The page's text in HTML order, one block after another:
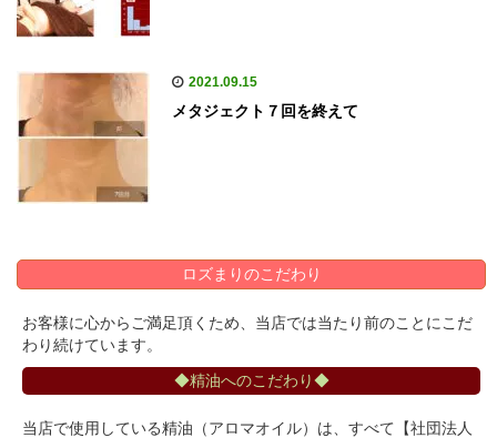
2021.09.15
メタジェクト７回を終えて
ロズまりのこだわり
お客様に心からご満足頂くため、当店では当たり前のことにこだ
わり続けています。
◆精油へのこだわり◆
当店で使用している精油（アロマオイル）は、すべて【社団法人